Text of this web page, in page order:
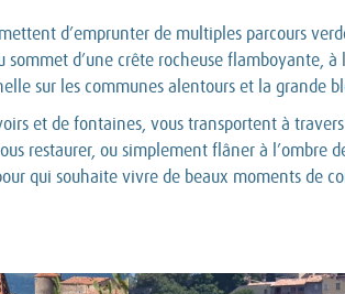
d’emprunter de multiples parcours
d’une crête rocheuse flamboyante,
sur les communes alentours et la grande
et de fontaines, vous transportent à
restaurer, ou simplement flâner à l’ombre
qui souhaite vivre de beaux moments de